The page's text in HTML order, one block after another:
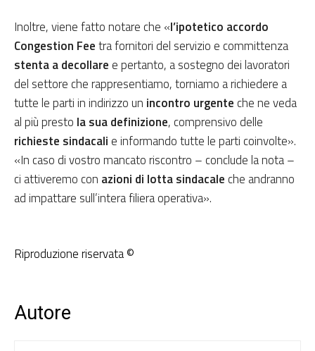
Inoltre, viene fatto notare che «l’ipotetico accordo
Congestion Feetra fornitori del servizio e committenza
stenta a decollare e pertanto, a sostegno dei lavoratori
del settore che rappresentiamo, torniamo a richiedere a
tutte le parti in indirizzo un incontro urgente che ne veda
al più presto la sua definizione, comprensivo delle
richieste sindacali e informando tutte le parti coinvolte».
«In caso di vostro mancato riscontro – conclude la nota –
ci attiveremo con azioni di lotta sindacale che andranno
ad impattare sull’intera filiera operativa».
Riproduzione riservata ©
Autore